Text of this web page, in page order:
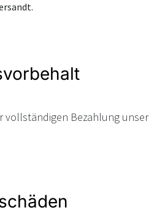
vollständigen Bezahlung unser